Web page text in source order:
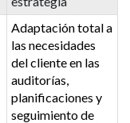
Adaptación total a
las necesidades
del cliente en las
auditorías,
planificaciones y
seguimiento de